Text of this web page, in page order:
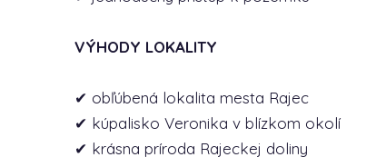
VÝHODY LOKALITY
✔ obľúbená lokalita mesta Rajec
✔ kúpalisko Veronika v blízkom okolí
✔ krásna príroda Rajeckej doliny